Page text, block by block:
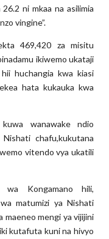
ni mkaa na asilimia
vingine”.
469,420 za misitu
ikiwemo ukataji
huchangia kwa kiasi
hata kukauka kwa
wanawake ndio
chafu,kukutana
vitendo vya ukatili
wa Kongamano hili,
matumizi ya Nishati
maeneo mengi ya vijijini
kutafuta kuni na hivyo